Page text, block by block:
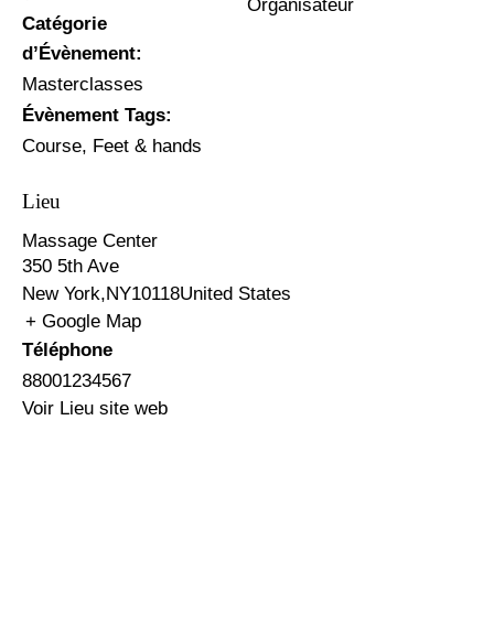
Catégorie
d’Évènement:
Masterclasses
Évènement Tags:
Course, Feet & hands
Organisateur
Lieu
Massage Center
350 5th Ave
New York,NY10118United States
+ Google Map
Téléphone
88001234567
Voir Lieu site web